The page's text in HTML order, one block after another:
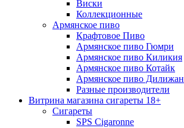
Виски
Коллекционные
Армянское пиво
Крафтовое Пиво
Армянское пиво Гюмри
Армянское пиво Киликия
Армянское пиво Котайк
Армянское пиво Дилижан
Разные производители
Витрина магазина сигареты 18+
Cигареты
SPS Cigaronne